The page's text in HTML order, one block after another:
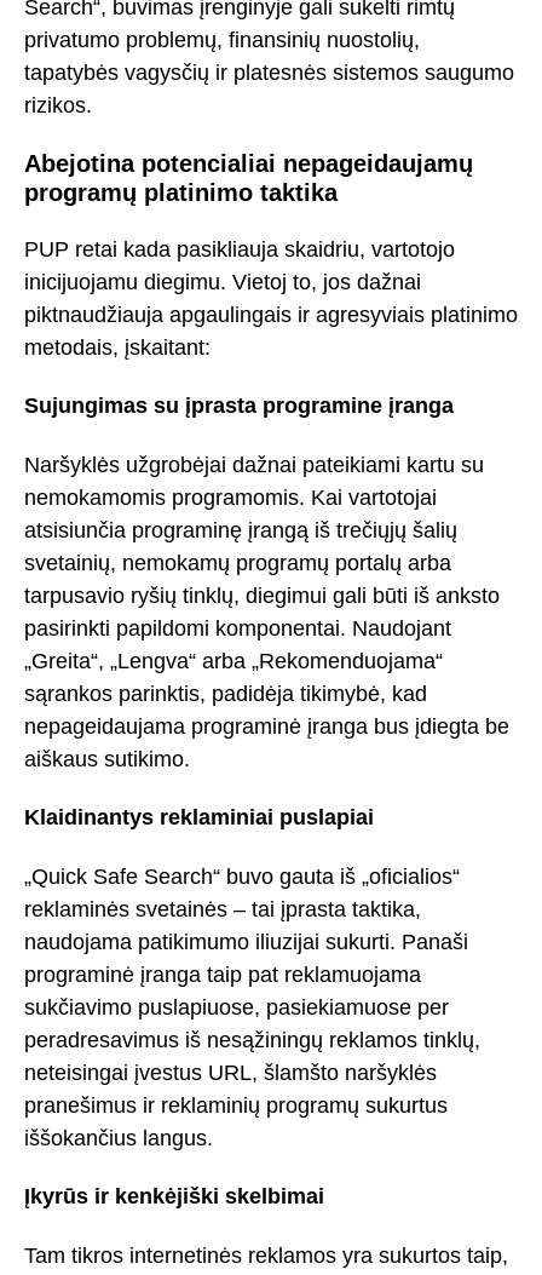
Search“, buvimas įrenginyje gali sukelti rimtų
privatumo problemų, finansinių nuostolių,
tapatybės vagysčių ir platesnės sistemos saugumo
rizikos.
Abejotina potencialiai nepageidaujamų
programų platinimo taktika
PUP retai kada pasikliauja skaidriu, vartotojo
inicijuojamu diegimu. Vietoj to, jos dažnai
piktnaudžiauja apgaulingais ir agresyviais platinimo
metodais, įskaitant:
Sujungimas su įprasta programine įranga
Naršyklės užgrobėjai dažnai pateikiami kartu su
nemokamomis programomis. Kai vartotojai
atsisiunčia programinę įrangą iš trečiųjų šalių
svetainių, nemokamų programų portalų arba
tarpusavio ryšių tinklų, diegimui gali būti iš anksto
pasirinkti papildomi komponentai. Naudojant
„Greita“, „Lengva“ arba „Rekomenduojama“
sąrankos parinktis, padidėja tikimybė, kad
nepageidaujama programinė įranga bus įdiegta be
aiškaus sutikimo.
Klaidinantys reklaminiai puslapiai
„Quick Safe Search“ buvo gauta iš „oficialios“
reklaminės svetainės – tai įprasta taktika,
naudojama patikimumo iliuzijai sukurti. Panaši
programinė įranga taip pat reklamuojama
sukčiavimo puslapiuose, pasiekiamuose per
peradresavimus iš nesąžiningų reklamos tinklų,
neteisingai įvestus URL, šlamšto naršyklės
pranešimus ir reklaminių programų sukurtus
iššokančius langus.
Įkyrūs ir kenkėjiški skelbimai
Tam tikros internetinės reklamos yra sukurtos taip,